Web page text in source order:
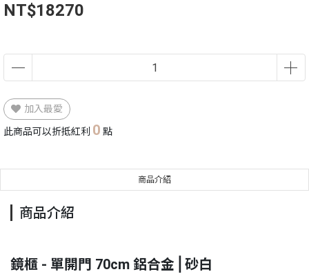
NT$18270
加入最愛
此商品可以折抵紅利 0 點
商品介紹
商品介紹
鏡櫃 - 單開門 70cm 鋁合金⎪砂白